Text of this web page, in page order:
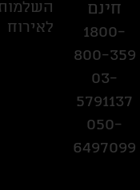
חינם
1800-
800-359
03-
5791137
050-
6497099
השלמות
לאירוח